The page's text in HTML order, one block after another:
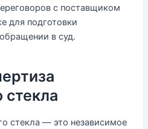
с поставщиком
для подготовки
в суд.
стекла
стекла — это независимое